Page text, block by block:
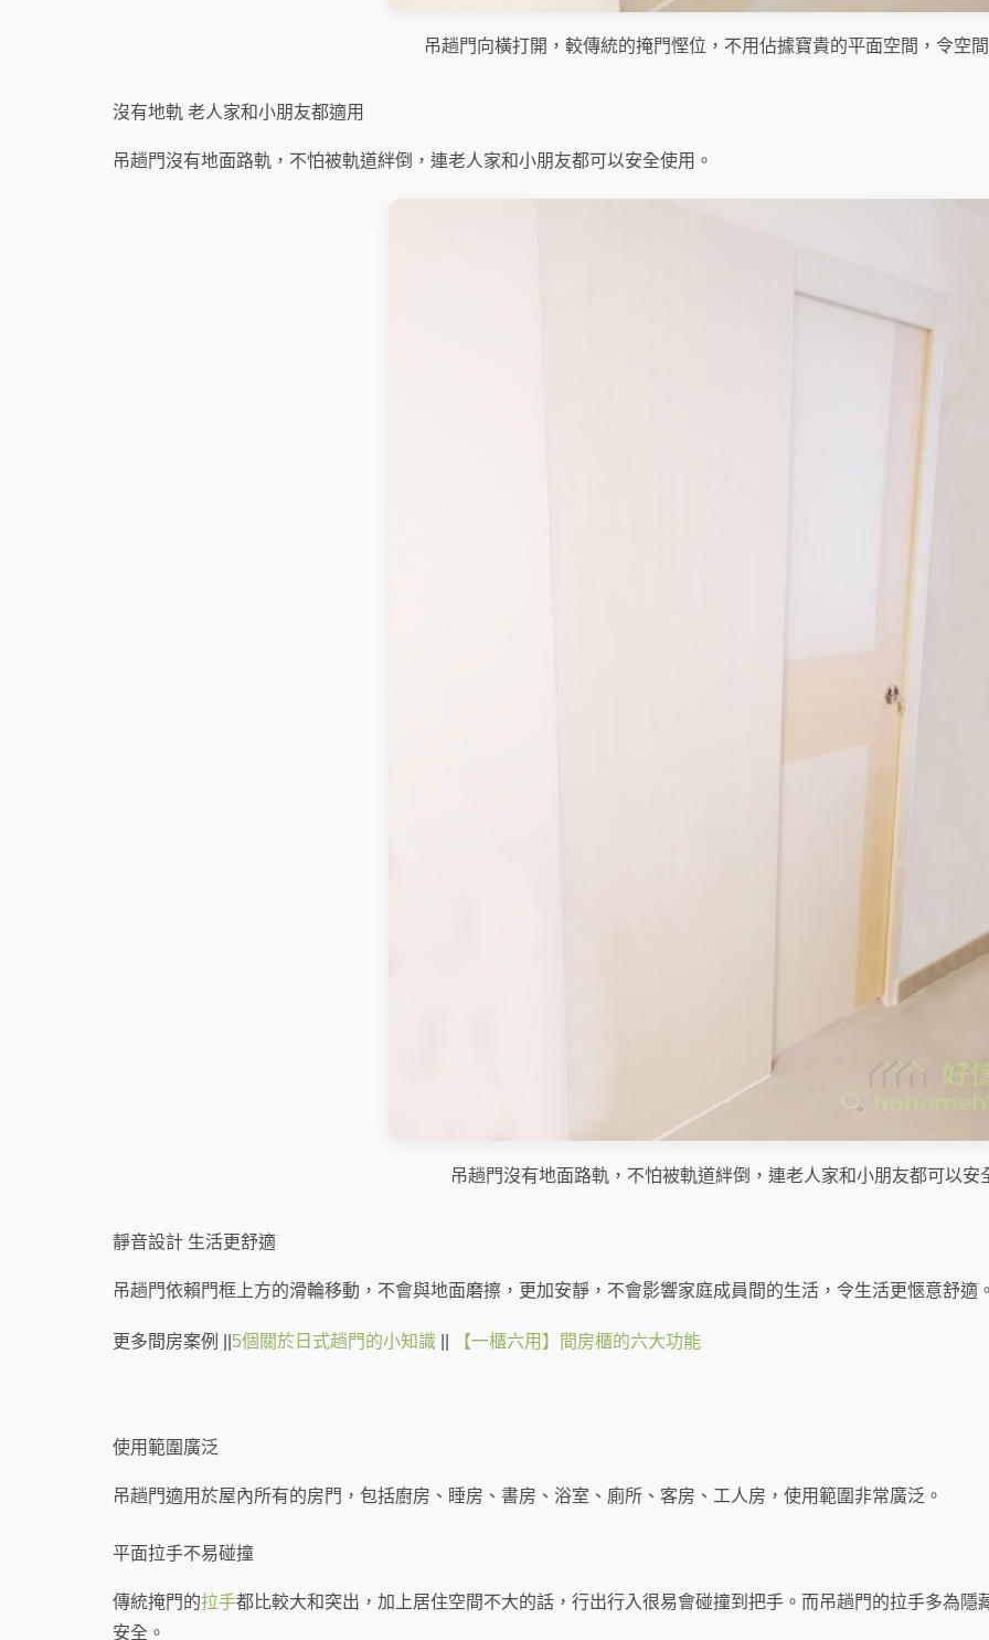
吊趟門向橫打開，較傳統的掩門慳位，不用佔據寶貴的平面空間，令空
沒有地軌 老人家和小朋友都適用
吊趟門沒有地面路軌，不怕被軌道絆倒，連老人家和小朋友都可以安全使用。
吊趟門沒有地面路軌，不怕被軌道絆倒，連老人家和小朋友都可以安
靜音設計 生活更舒適
吊趟門依賴門框上方的滑輪移動，不會與地面磨擦，更加安靜，不會影響家庭成員間的生活，令生活更愜意舒適
更多間房案例 || 5個關於日式趟門的小知識 【一櫃六用】間房櫃的六大功能
使用範圍廣泛
吊趟門適用於屋內所有的房門，包括廚房、睡房、書房、浴室、廁所、客房、工人房，使用範圍非常廣泛。
平面拉手不易碰撞
傳統掩門的拉手都比較大和突出，加上居住空間不大的話，行出行入很易會碰撞到把手。而吊趟門的拉手多為
安全。